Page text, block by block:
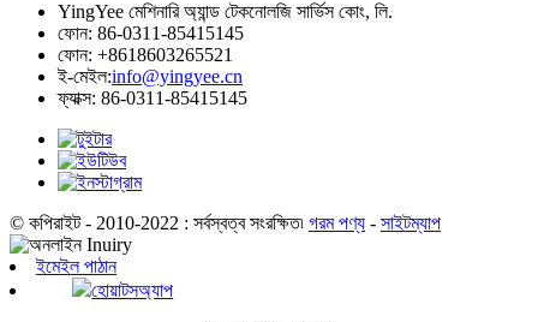
YingYee মেশিনারি অ্যান্ড টেকনোলজি সার্ভিস কোং, লি.
ফোন: 86-0311-85415145
ফোন: +8618603265521
ই-মেইল:info@yingyee.cn
ফ্যাক্স: 86-0311-85415145
© কপিরাইট - 2010-2022 : সর্বস্বত্ব সংরক্ষিত৷ গরম পণ্য - সাইটম্যাপ
ইমেইল পাঠান
হোয়াটসঅ্যাপ